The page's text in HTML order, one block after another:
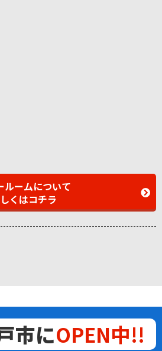
ルームについて
くはコチラ
市にOPEN中!!